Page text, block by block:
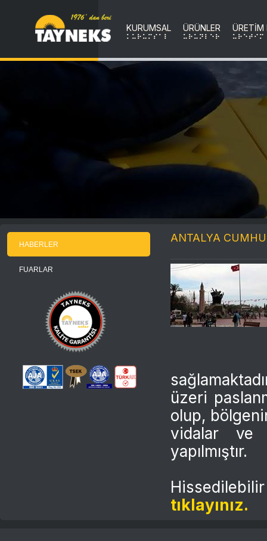
KURUMSAL
KURUMSAL
ÜRÜNLER
uRuNLER
ÜRETİM
uRETIM
HABERLER
FUARLAR
ANTALYA
üzeri
olup,
vidalar ve
yapılmıştır.
tıklayınız.